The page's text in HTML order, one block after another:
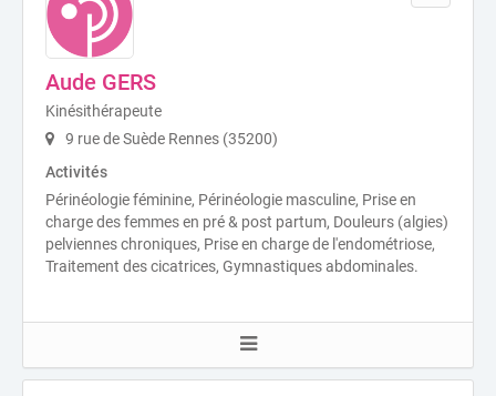
Aude GERS
Kinésithérapeute
9 rue de Suède Rennes (35200)
Activités
Périnéologie féminine, Périnéologie masculine, Prise en
charge des femmes en pré & post partum, Douleurs (algies)
pelviennes chroniques, Prise en charge de l'endométriose,
Traitement des cicatrices, Gymnastiques abdominales.